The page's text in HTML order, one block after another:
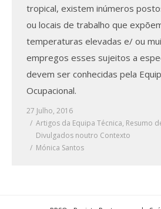
Formação
Bolsa de
procura)
Congressos
tropical, existem inúmeros
ou locais de trabalho que
temperaturas elevadas e/ ou
empregos esses sujeitos a
devem ser conhecidas pela
Ocupacional.
27 Julho, 2016
Artigos da Equipa Técnica, Resumo
Divulgados noutro Contexto
Mónica Santos